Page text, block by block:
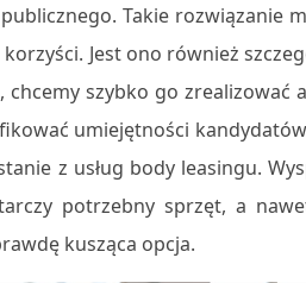
Takie rozwiązanie
Jest ono również
chcemy szybko go zrealizować
umiejętności
z usług body leasingu.
potrzebny sprzęt, a
kusząca opcja.